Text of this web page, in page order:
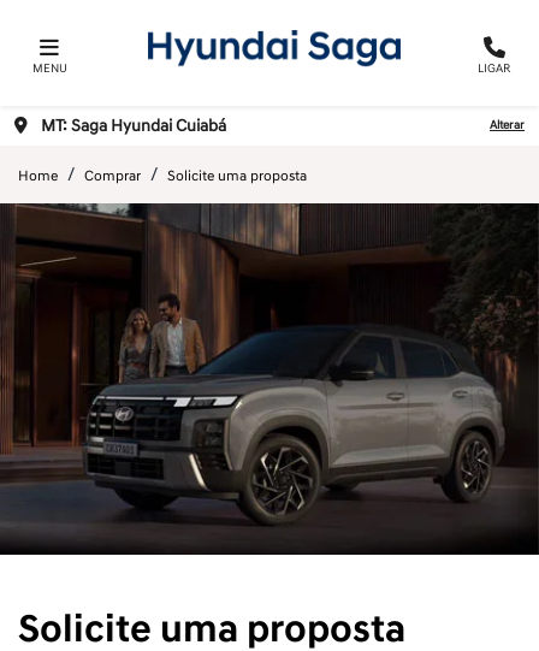
MENU LIGAR
MT: Saga Hyundai Cuiabá Alterar
Home Comprar Solicite uma proposta
Solicite uma proposta